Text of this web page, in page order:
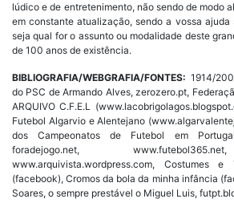
lúdico e de entretenimento, não sendo de modo
em constante atualização, sendo a vossa ajuda
seja qual for o assunto ou modalidade deste
de 100 anos de existência.
BIBLIOGRAFIA/WEBGRAFIA/FONTES: 1914/
do PSC de Armando Alves, zerozero.pt,
ARQUIVO C.F.E.L
Futebol Algarvio e Alentejano
dos Campeonatos de Futebol em
foradejogo.net,
www.arquivista.wordpress.com, Costumes
(facebook), Cromos da bola da minha infância
Soares, o sempre prestável o Miguel Luis,